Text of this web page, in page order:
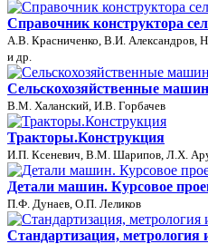
Справочник конструктора
А.В. Красниченко, В.И. Александров,
и др.
Сельскохозяйственные
В.М. Халанский, И.В. Горбачев
Тракторы.Конструкция
И.П. Ксеневич, В.М. Шарипов, Л.Х.
Детали машин. Курсовое
П.Ф. Дунаев, О.П. Леликов
Стандартизация, метрология